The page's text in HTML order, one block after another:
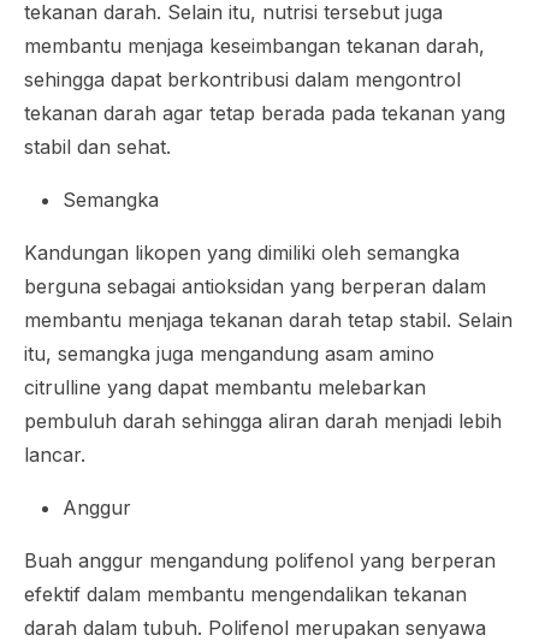
tekanan darah. Selain itu, nutrisi tersebut juga
membantu menjaga keseimbangan tekanan darah,
sehingga dapat berkontribusi dalam mengontrol
tekanan darah agar tetap berada pada tekanan yang
stabil dan sehat.
Semangka
Kandungan likopen yang dimiliki oleh semangka
berguna sebagai antioksidan yang berperan dalam
membantu menjaga tekanan darah tetap stabil. Selain
itu, semangka juga mengandung asam amino
citrulline yang dapat membantu melebarkan
pembuluh darah sehingga aliran darah menjadi lebih
lancar.
Anggur
Buah anggur mengandung polifenol yang berperan
efektif dalam membantu mengendalikan tekanan
darah dalam tubuh. Polifenol merupakan senyawa